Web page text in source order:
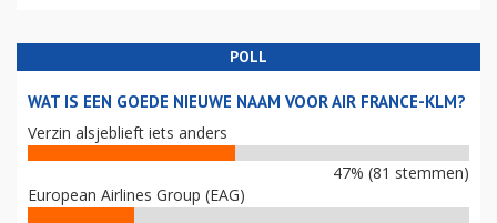
POLL
WAT IS EEN GOEDE NIEUWE NAAM VOOR AIR FRANCE-KLM?
Verzin alsjeblieft iets anders
47% (81 stemmen)
European Airlines Group (EAG)